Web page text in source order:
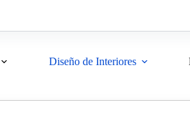
Diseño de Interiores